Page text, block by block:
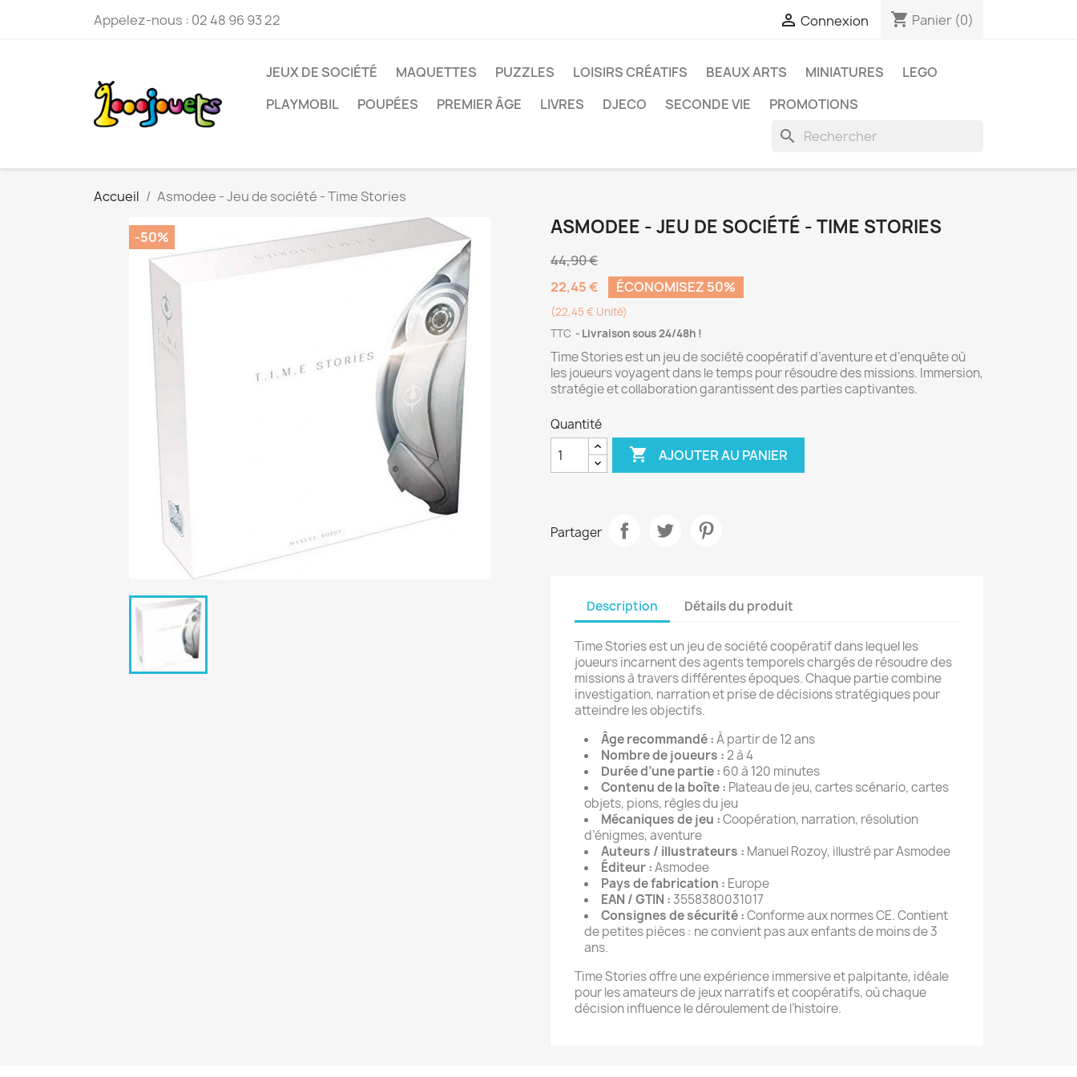
Appelez-nous : 02 48 96 93 22  Connexion shopping_cart Panier (0)
JEUX DE SOCIÉTÉ MAQUETTES PUZZLES LOISIRS CRÉATIFS BEAUX ARTS MINIATURES
LEGO
PLAYMOBIL
POUPÉES PREMIER ÂGE LIVRES DJECO SECONDE VIE PROMOTIONS
search
Accueil Asmodee - Jeu de société - Time Stories
-50% ASMODEE - JEU DE SOCIÉTÉ - TIME STORIES
44,90 €
22,45 €
ÉCONOMISEZ 50%
(22,45 € Unité)
TTC
Livraison sous 24/48h !
Time Stories est un jeu de société coopératif d’aventure et d’enquête où
les joueurs voyagent dans le temps pour résoudre des missions. Immersion,
stratégie et collaboration garantissent des parties captivantes.
Quantité
 AJOUTER AU PANIER
Partager
Description Détails du produit
Time Stories est un jeu de société coopératif dans lequel les
joueurs incarnent des agents temporels chargés de résoudre des
missions à travers différentes époques. Chaque partie combine
investigation, narration et prise de décisions stratégiques pour
atteindre les objectifs.
Âge recommandé :À partir de 12 ans
Nombre de joueurs :2 à 4
Durée d’une partie : 60 à 120 minutes
Contenu de la boîte : Plateau de jeu, cartes scénario, cartes
objets, pions, règles du jeu
Mécaniques de jeu :Coopération, narration, résolution
d’énigmes, aventure
Auteurs / illustrateurs : Manuel Rozoy, illustré par Asmodee
Éditeur :Asmodee
Pays de fabrication : Europe
EAN / GTIN :3558380031017
Consignes de sécurité :Conforme aux normes CE. Contient
de petites pièces : ne convient pas aux enfants de moins de 3
ans.
Time Stories offre une expérience immersive et palpitante, idéale
pour les amateurs de jeux narratifs et coopératifs, où chaque
décision influence le déroulement de l’histoire.